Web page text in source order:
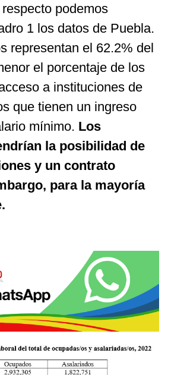
podemos
1 los datos de Puebla.
representan el 62.2% del
el porcentaje de los
a instituciones de
que tienen un ingreso
mínimo. Los
la posibilidad de
y un contrato
para la mayoría